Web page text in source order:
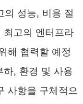
의 성능, 비용 절
최고의 엔터프라
해 협력할 예정
하, 환경 및 사용
사항을 구체적으